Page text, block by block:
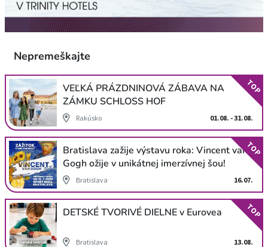
Nepremeškajte
VEĽKÁ PRÁZDNINOVÁ ZÁBAVA NA
ZÁMKU SCHLOSS HOF
Rakúsko 01.08. - 31.08.
TOP
Bratislava zažije výstavu roka: Vincent van
Gogh ožije v unikátnej imerzívnej šou!
Bratislava 16.07.
TOP
DETSKÉ TVORIVÉ DIELNE v Eurovea
Bratislava 13.08.
TOP